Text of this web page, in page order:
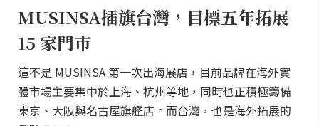
MUSINSA插旗台灣，目標五年拓展
15 家門市
這不是 MUSINSA 第一次出海展店，目前品牌在海外實
體市場主要集中於上海、杭州等地，同時也正積極籌備
東京、大阪與名古屋旗艦店。而台灣，也是海外拓展的